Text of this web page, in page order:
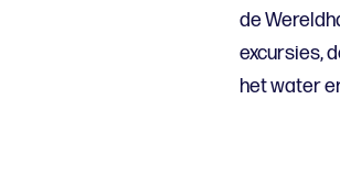
de
excursies,
het water